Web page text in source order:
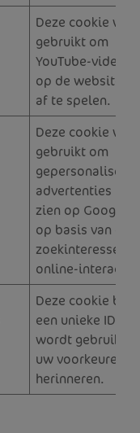
Deze cookie
gebruikt om
YouTube-
op de website
af te spelen.
Deze cookie
gebruikt om
advertenties te
zien op Google-
op basis van de
zoekinteresses
online-
Deze cookie
een unieke ID die
wordt gebruikt
uw voorkeuren te
herinneren.